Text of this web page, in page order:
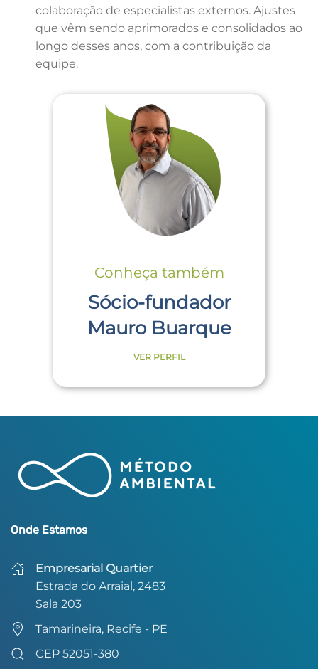
colaboração de especialistas externos. Ajustes
que vêm sendo aprimorados e consolidados ao
longo desses anos, com a contribuição da
equipe.
Conheça também
Sócio-fundador
Mauro Buarque
VER PERFIL
Onde Estamos
Empresarial Quartier
Estrada do Arraial, 2483
Sala 203
Tamarineira, Recife - PE
CEP 52051-380